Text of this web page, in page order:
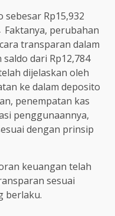
Rp15,932
perubahan
transparan dalam
dari Rp12,784
dijelaskan oleh
ke dalam deposito
penempatan kas
penggunaannya,
dengan prinsip
keuangan telah
sesuai
berlaku.